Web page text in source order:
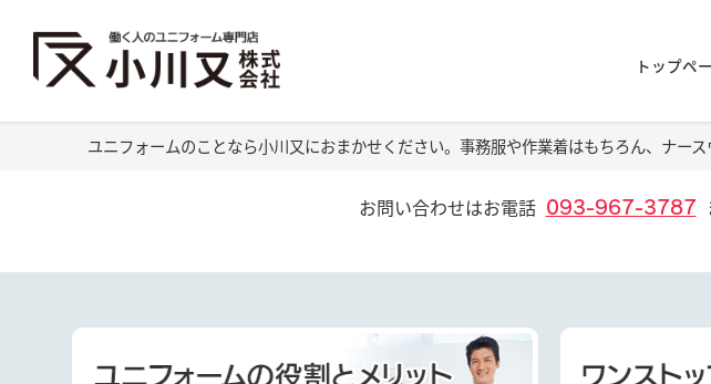
トップペ
ユニフォームのことなら小川又におまかせください。事務服や作業着はもちろん、ナー
お問い合わせはお電話 093-967-3787